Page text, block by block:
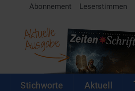
Abonnement Leserstimmen
Aktuelle
Ausgabe
Stichworte Aktuell